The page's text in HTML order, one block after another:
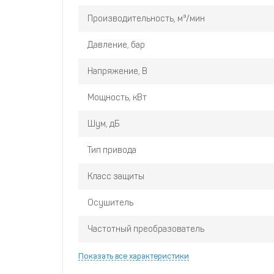
нагрузка, защита от внешних воздействий и
Интегрированный промышленный
Производительность, м³/мин
Давление, бар
Напряжение, В
Мощность, кВт
Шум, дБ
Тип привода
Класс защиты
Осушитель
Частотный преобразователь
Показать все характеристики